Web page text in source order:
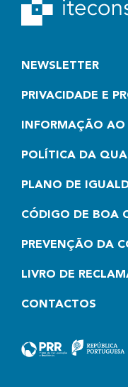
NEWSLETTER
PRIVACIDADE E
INFORMAÇÃO
POLÍTICA DA
PLANO DE
CÓDIGO DE BOA
PREVENÇÃO DA
LIVRO DE
CONTACTOS